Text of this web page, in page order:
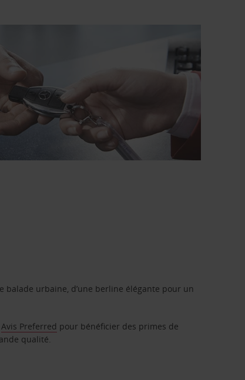
balade urbaine, d’une berline élégante pour un
Avis Preferred pour bénéficier des primes de
qualité.